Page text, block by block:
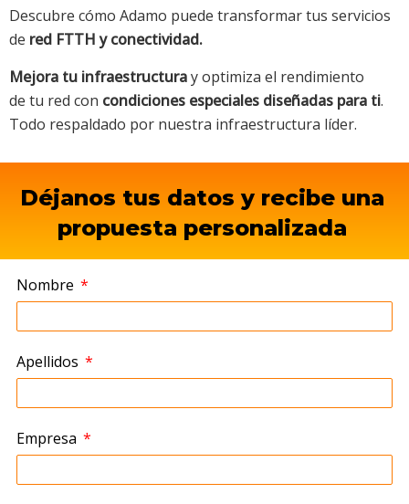
Descubre cómo Adamo puede transformar tus servicios
de red FTTH y conectividad.
Mejora tu infraestructuray optimiza el rendimiento
de tu red con condiciones especiales diseñadas para ti.
Todo respaldado por nuestra infraestructura líder.
Déjanos tus datos y recibe una
propuesta personalizada
Nombre
Apellidos
Empresa